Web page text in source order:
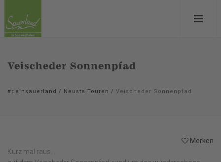
Veischeder Sonnenpfad
#deinsauerland / Neusta Touren / Veischeder Sonnenpfad
Merken
Kurz mal raus...